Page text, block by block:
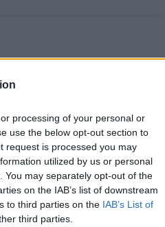
processing of your personal or
use the below opt-out section to
request is processed you may
utilized by us or personal
may separately opt-out of the
on the IAB’s list of downstream
to third parties on the IAB’s List of
third parties.